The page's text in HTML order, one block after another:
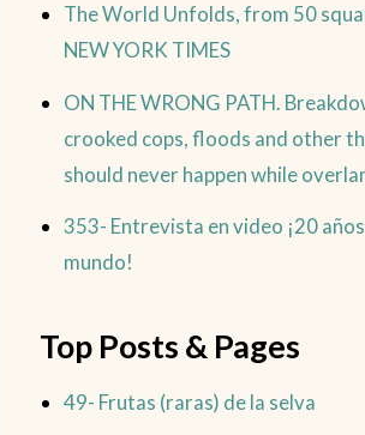
The World Unfolds, from 50
NEW YORK TIMES
ON THE WRONG PATH.
crooked cops, floods and other
should never happen while
353- Entrevista en video ¡20
mundo!
Top Posts & Pages
49- Frutas (raras) de la selva